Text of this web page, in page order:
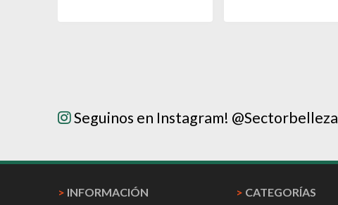
Seguinos en Instagram! @Sectorbelleza
> INFORMACIÓN > CATEGORÍAS